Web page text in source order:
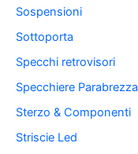
Sospensioni
Sottoporta
Specchi retrovisori
Specchiere Parabrezza
Sterzo & Componenti
Striscie Led